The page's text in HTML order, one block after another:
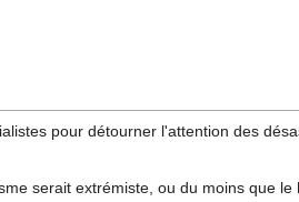
pour détourner l'attention des
serait extrémiste, ou du moins que le